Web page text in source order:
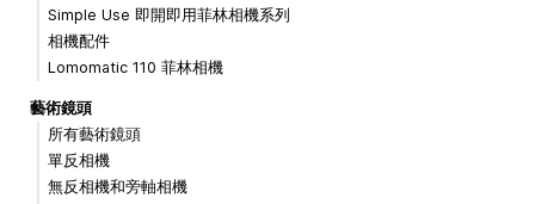
Simple Use 即開即用菲林相機系列
相機配件
Lomomatic 110 菲林相機
藝術鏡頭
所有藝術鏡頭
單反相機
無反相機和旁軸相機